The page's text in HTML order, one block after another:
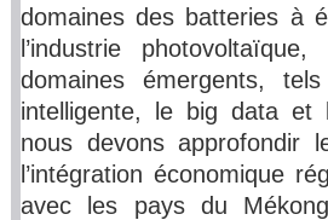
domaines des batteries à
l’industrie
domaines émergents,
intelligente, le big data et
nous devons approfondir
l’intégration économique
avec les pays du